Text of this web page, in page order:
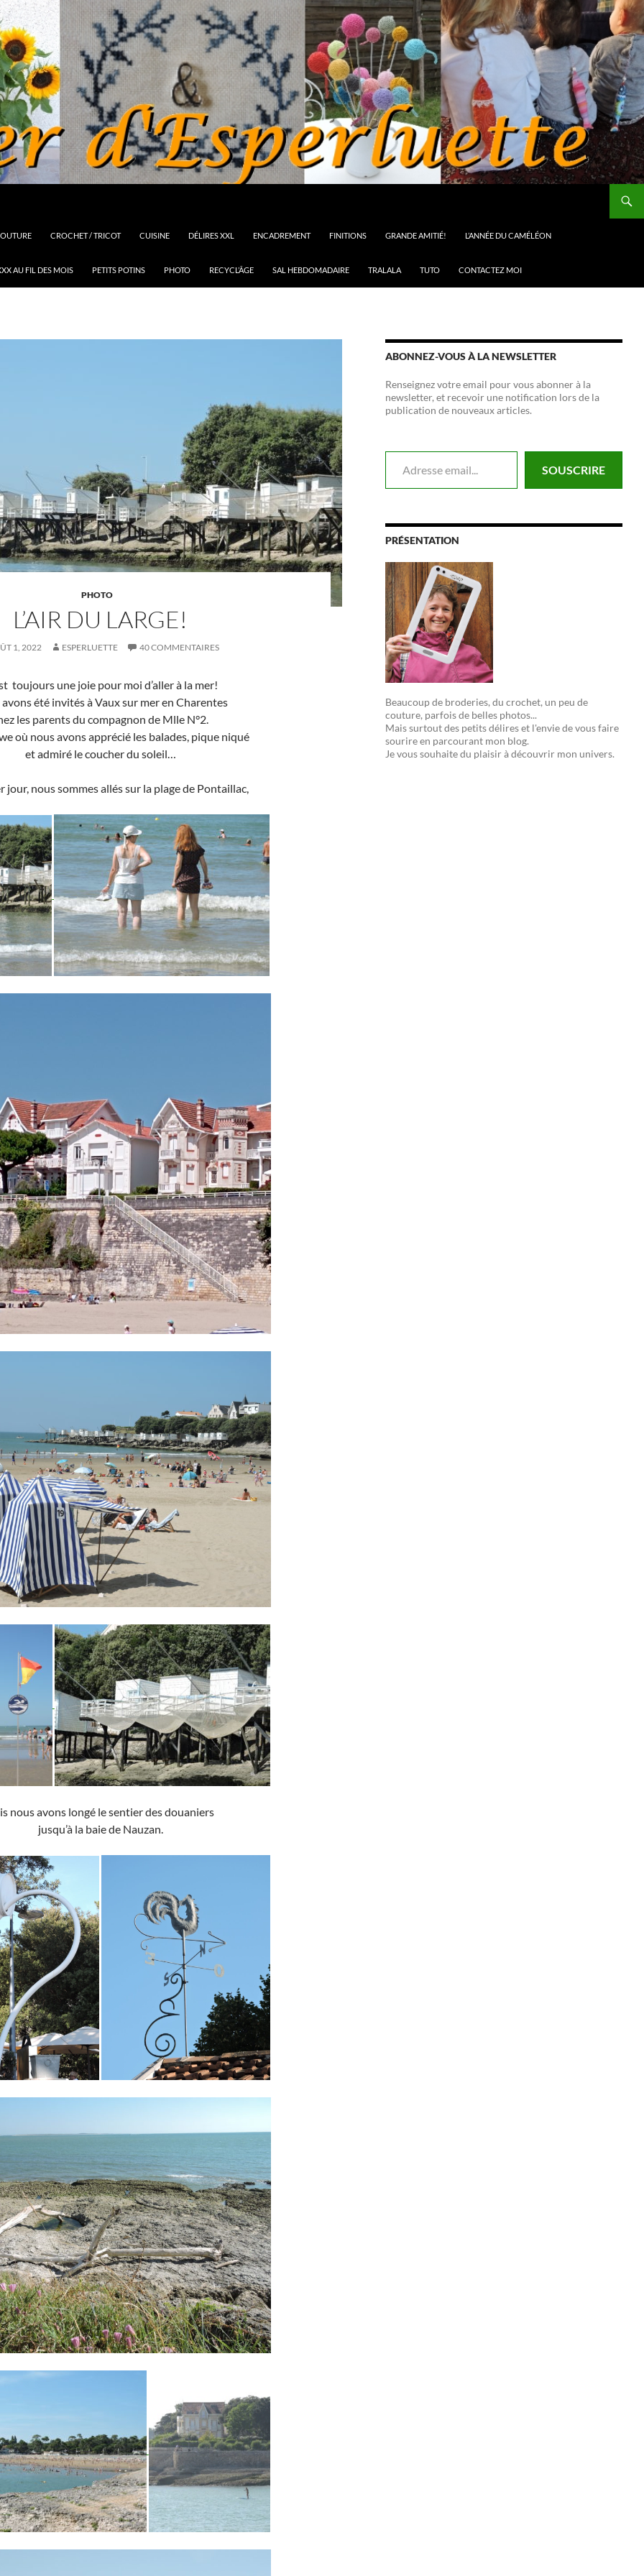
CROCHET / TRICOT CUISINE DÉLIRES XXL ENCADREMENT FINITIONS GRANDE AMITIÉ! L’ANNÉE DU CAMÉLÉON
AU FIL DES MOIS PETITS POTINS PHOTO RECYCL’ÂGE SAL HEBDOMADAIRE TRALALA TUTO CONTACTEZ MOI
PHOTO
L’AIR DU LARGE!
1, 2022 ESPERLUETTE 40 COMMENTAIRES
toujours une joie pour moi d’aller à la mer!
été invités à Vaux sur mer en Charentes
les parents du compagnon de Mlle N°2.
où nous avons apprécié les balades, pique niqué
et admiré le coucher du soleil…
jour, nous sommes allés sur la plage de Pontaillac,
nous avons longé le sentier des douaniers
jusqu’à la baie de Nauzan.
ABONNEZ-VOUS À LA NEWSLETTER
Renseignez votre email pour vous abonner à la
newsletter, et recevoir une notification lors de la
publication de nouveaux articles.
Adresse email...
SOUSCRIRE
PRÉSENTATION
Beaucoup de broderies, du crochet, un peu de
couture, parfois de belles photos...
Mais surtout des petits délires et l'envie de vous faire
sourire en parcourant mon blog.
Je vous souhaite du plaisir à découvrir mon univers.